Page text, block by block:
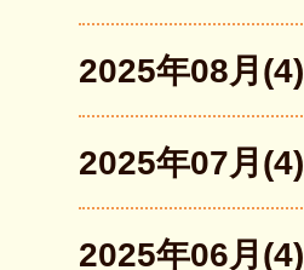
2025年08月(4)
2025年07月(4)
2025年06月(4)